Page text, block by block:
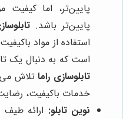
پایین‌تر، اما
پایین‌تر باشد.
استفاده از مواد
است که به دنبال یک
تابلوسازی راماتلاش
خدمات باکیفیت،
نوین تابلو: ارائه